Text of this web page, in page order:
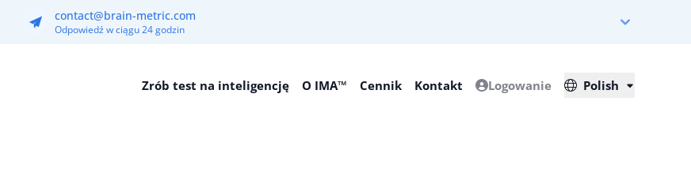
contact@brain-metric.com
Odpowiedź w ciągu 24 godzin
Zrób test na inteligencję O IMA™ Cennik Kontakt Logowanie Polish